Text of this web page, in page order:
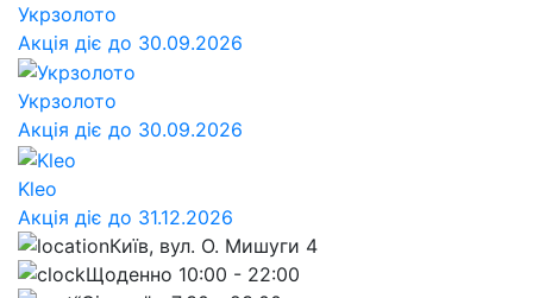
Укрзолото
Акція діє до 30.09.2026
Укрзолото
Акція діє до 30.09.2026
Kleo
Акція діє до 31.12.2026
Київ, вул. О. Мишуги 4
Щоденно 10:00 - 22:00